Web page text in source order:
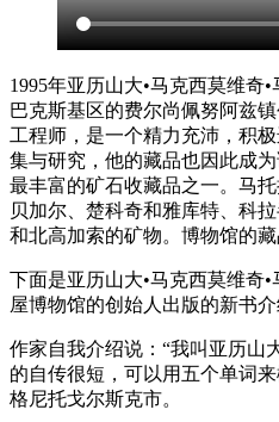
1995年亚历山大•马克西莫维奇
巴克斯基区的费尔尚佩努阿兹
工程师，是一个精力充沛，积
集与研究，他的藏品也因此成
最丰富的矿石收藏品之一。马
贝加尔、楚科奇和雅库特、科
和北高加索的矿物。博物馆的藏
下面是亚历山大•马克西莫维奇
屋博物馆的创始人出版的新书介
作家自我介绍说：“我叫亚历山
的自传很短，可以用五个单词
格尼托戈尔斯克市。